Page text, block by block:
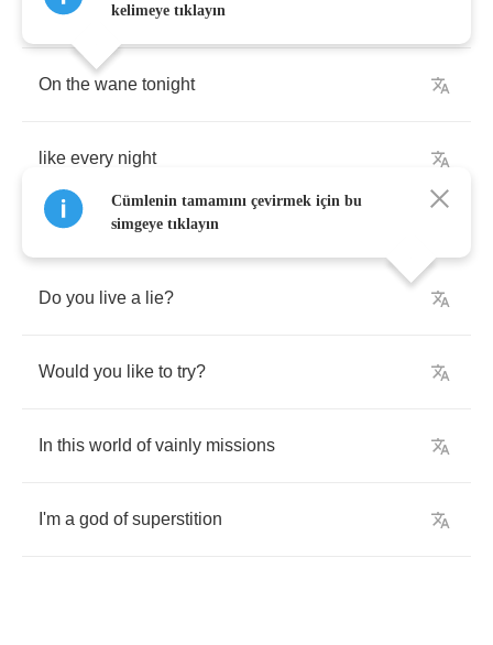
Are you lost in life?
On the wane tonight
like every night
Do you live a lie?
Would you like to try?
In this world of vainly missions
I'm a god of superstition
kelimeye tıklayın
Cümlenin tamamını çevirmek için bu
simgeye tıklayın